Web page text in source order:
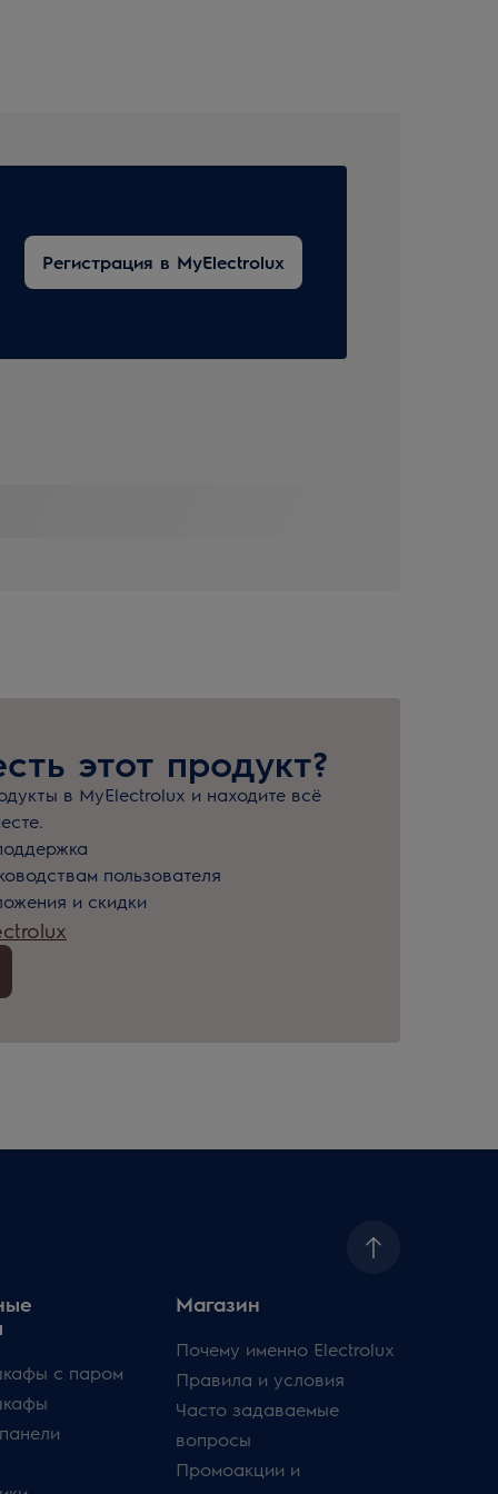
Регистрация в MyElectrolux
этот продукт?
в MyElectrolux и находите всё
пользователя
и скидки
с паром
Магазин
Почему именно Electrolux
Правила и условия
Часто задаваемые
вопросы
Промоакции и